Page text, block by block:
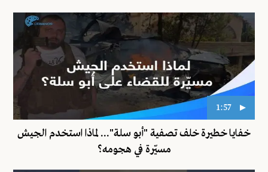
1:57
خفايا خطيرة خلف تصفية "أبو سلة"... لماذا استخدم الجيش
مسيّرة في هجومه؟